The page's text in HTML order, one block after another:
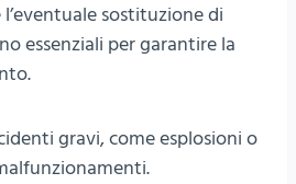
sostituzione di
essenziali per garantire la
gravi, come esplosioni o